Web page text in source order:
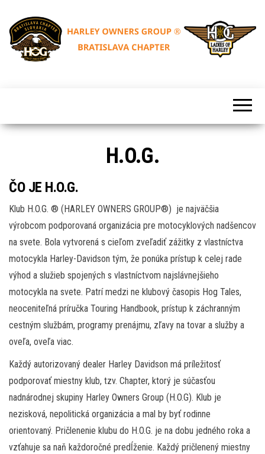
the
content
Slovakia
CHAPTER
H.O.G.
ČO JE H.O.G.
Klub H.O.G. ® (HARLEY OWNERS GROUP®) je najväčšia
výrobcom podporovaná organizácia pre motocyklových nadšencov
na svete. Bola vytvorená s cieľom zveľadiť zážitky z vlastníctva
motocykla Harley-Davidson tým, že ponúka prístup k celej rade
výhod a služieb spojených s vlastníctvom najslávnejšieho
motocykla na svete. Patrí medzi ne klubový časopis Hog Tales,
neoceniteľná príručka Touring Handbook, prístup k záchranným
cestným službám, programy prenájmu, zľavy na tovar a služby a
oveľa, oveľa viac.
Každý autorizovaný dealer Harley Davidson má príležitosť
podporovať miestny klub, tzv. Chapter, ktorý je súčasťou
nadnárodnej skupiny Harley Owners Group (H.O.G). Klub je
nezisková, nepolitická organizácia a mal by byť rodinne
orientovaný. Pričlenenie klubu do H.O.G. je na dobu jedného roka a
vzťahuje sa naň každoročné predĺženie. Každý pričlenený miestny